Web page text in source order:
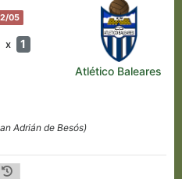
05
x 1
Atlético Baleares
Adrián de Besós)